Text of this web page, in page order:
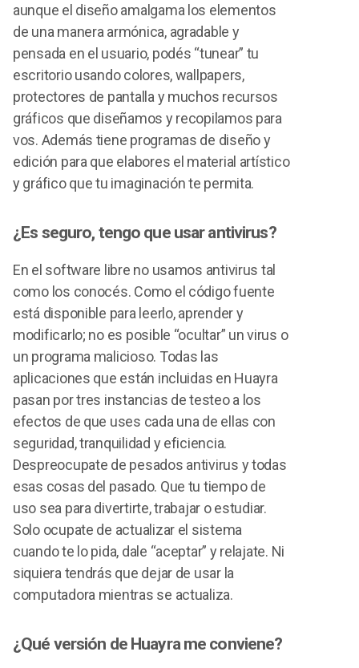
aunque el diseño amalgama los elementos
de una manera armónica, agradable y
pensada en el usuario, podés “tunear” tu
escritorio usando colores, wallpapers,
protectores de pantalla y muchos recursos
gráficos que diseñamos y recopilamos para
vos. Además tiene programas de diseño y
edición para que elabores el material artístico
y gráfico que tu imaginación te permita.
¿Es seguro, tengo que usar antivirus?
En el software libre no usamos antivirus tal
como los conocés. Como el código fuente
está disponible para leerlo, aprender y
modificarlo; no es posible “ocultar” un virus o
un programa malicioso. Todas las
aplicaciones que están incluidas en Huayra
pasan por tres instancias de testeo a los
efectos de que uses cada una de ellas con
seguridad, tranquilidad y eficiencia.
Despreocupate de pesados antivirus y todas
esas cosas del pasado. Que tu tiempo de
uso sea para divertirte, trabajar o estudiar.
Solo ocupate de actualizar el sistema
cuando te lo pida, dale “aceptar” y relajate. Ni
siquiera tendrás que dejar de usar la
computadora mientras se actualiza.
¿Qué versión de Huayra me conviene?